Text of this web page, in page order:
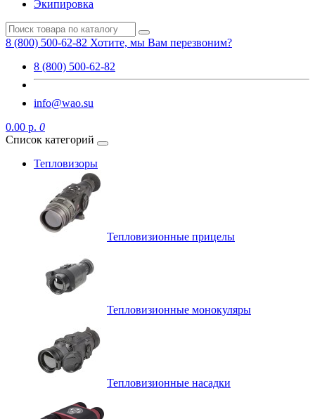
Экипировка
8 (800) 500-62-82 Хотите, мы Вам перезвоним?
8 (800) 500-62-82
info@wao.su
0.00 р. 0
Список категорий
Тепловизоры
Тепловизионные прицелы
Тепловизионные монокуляры
Тепловизионные насадки